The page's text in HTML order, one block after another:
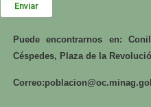
Enviar
Puede encontrarnos en:
Céspedes, Plaza de la
Correo: